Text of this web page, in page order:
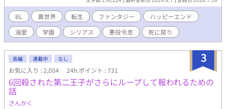
約を解消しようと決めた。 けれど、ゲームでは僕を断罪するはず
だった王太子アロイスは、なぜか僕を手放そうとしない。 「俺
は、君を手放す気はない」 そう告げる彼は、まるで一度すべてを
失った人のような目で僕を見る。 さらに、ゲームでは敵だったは
ずのヒロインや攻略対象たちまで、誰もシナリオどおりに動かな
い。 戸惑いながら過ごす日々の中で、僕は少しずつ気づいてい
く。 ゲームで知っている悪役令息ルーカスと、僕の中に残る本当
のルーカスは、まったく違う人物なのではないか、と。 でも、卒
業式は、確実に近づいてくる。 捨てられるためだけに育てられた
悪役令息と、一度失った婚約者を今度こそ守り抜こうとする死に
戻り王太子。 二人が二度目の人生で選ぶ、本当の未来とは――
BL 異世界 転生 ファンタジー
ハッピーエンド
溺愛
学園 シリアス 悪役令息 死に戻り
3
長編 連載中 なし
お気に入り : 2,004 24h.ポイント : 731
6回殺された第二王子がさらにループして報われるための
話
さんかく